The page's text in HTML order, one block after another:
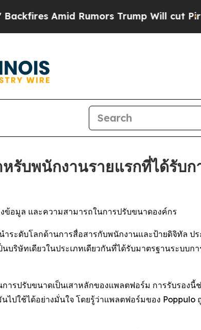
Amid Rumors Trump Will cut Pirro
บพนักงานรายแรกที่ได้รับก
ข้อมูล และความสามารถในการปรับขนาดองค์กร
ำระดับโลกด้านการสื่อสารกับพนักงานและป้ายดิจิทัล ป
ริษัทเดียวในประเภทเดียวกันที่ได้รับมาตรฐานระบบ
รปรับขนาดเป็นเสาหลักของแพลตฟอร์ม การรับรองนี้
ไปใช้ได้อย่างมั่นใจ โดยรู้ว่าแพลตฟอร์มของ Poppulo